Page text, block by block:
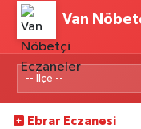
Van
Ebrar Eczanesi